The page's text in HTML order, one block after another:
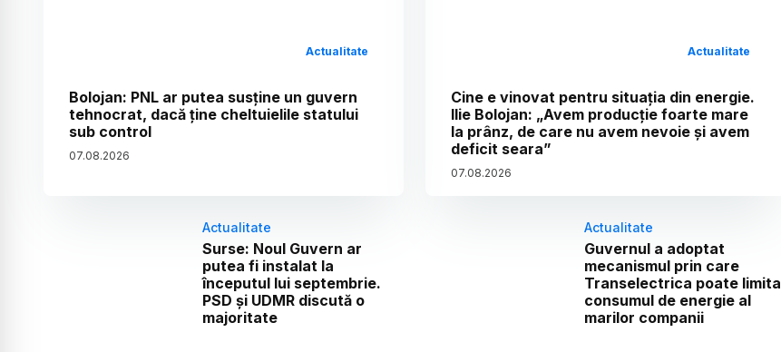
Actualitate
Bolojan: PNL ar putea susține un guvern
tehnocrat, dacă ține cheltuielile statului
sub control
07.08.2026
Actualitate
Cine e vinovat pentru situația din energie.
Ilie Bolojan: „Avem producție foarte mare
la prânz, de care nu avem nevoie și avem
deficit seara”
07.08.2026
Actualitate
Surse: Noul Guvern ar
putea fi instalat la
începutul lui septembrie.
PSD și UDMR discută o
majoritate
Actualitate
Guvernul a adoptat
mecanismul prin care
Transelectrica poate limita
consumul de energie al
marilor companii